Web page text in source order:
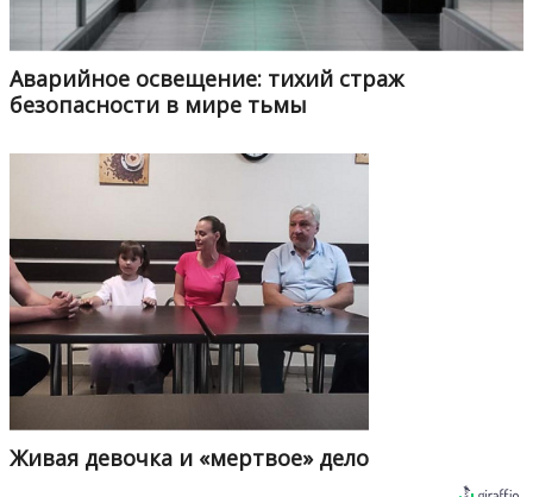
Аварийное освещение: тихий страж
безопасности в мире тьмы
Живая девочка и «мертвое» дело